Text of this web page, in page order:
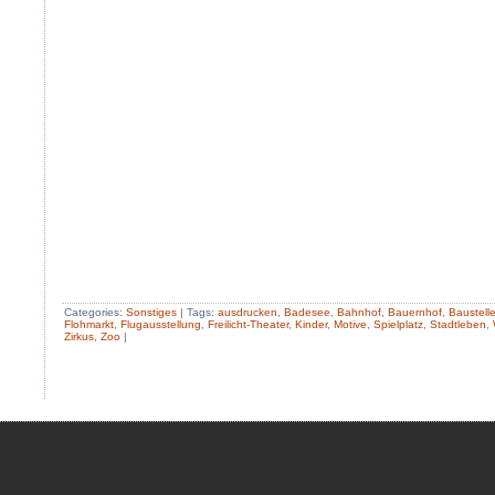
Categories: Sonstiges | Tags: ausdrucken Badesee Bahnhof Bauernhof Baustelle
Flohmarkt Flugausstellung Freilicht-Theater, Kinder, Motive Spielplatz Stadtleben
Zirkus Zoo |